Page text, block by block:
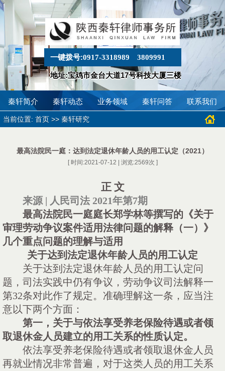
一键拨号:0917-3318989 3809991
地址:宝鸡市金台大道17号科技大厦三楼
秦轩简介 秦轩动态 业务领域 秦轩问答 联系我们
当前位置: 首页 >> 秦轩研究
最高法院民一庭：达到法定退休年龄人员的用工认定（2021）
[ 时间:2021-07-12 | 浏览:2569次 ]
正 文
来源 | 人民司法 2021年第7期
最高法院民一庭庭长郑学林等撰写的《关于
审理劳动争议案件适用法律问题的解释（一）》
几个重点问题的理解与适用
关于达到法定退休年龄人员的用工认定
关于达到法定退休年龄人员的用工认定问
题，司法实践中仍有争议，劳动争议司法解释一
第32条对此作了规定。准确理解这一条，应当注
意以下两个方面：
第一，关于与依法享受养老保险待遇或者领
取退休金人员建立的用工关系的性质认定。
依法享受养老保险待遇或者领取退休金人员
再就业情况非常普遍，对于这类人员的用工关系